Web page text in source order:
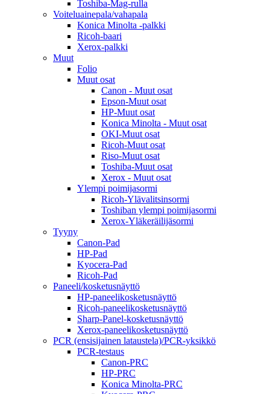
Toshiba-Mag-rulla
Voiteluainepala/vahapala
Konica Minolta -palkki
Ricoh-baari
Xerox-palkki
Muut
Folio
Muut osat
Canon - Muut osat
Epson-Muut osat
HP-Muut osat
Konica Minolta - Muut osat
OKI-Muut osat
Ricoh-Muut osat
Riso-Muut osat
Toshiba-Muut osat
Xerox - Muut osat
Ylempi poimijasormi
Ricoh-Ylävalitsinsormi
Toshiban ylempi poimijasormi
Xerox-Yläkeräilijäsormi
Tyyny
Canon-Pad
HP-Pad
Kyocera-Pad
Ricoh-Pad
Paneeli/kosketusnäyttö
HP-paneelikosketusnäyttö
Ricoh-paneelikosketusnäyttö
Sharp-Panel-kosketusnäyttö
Xerox-paneelikosketusnäyttö
PCR (ensisijainen lataustela)/PCR-yksikkö
PCR-testaus
Canon-PRC
HP-PRC
Konica Minolta-PRC